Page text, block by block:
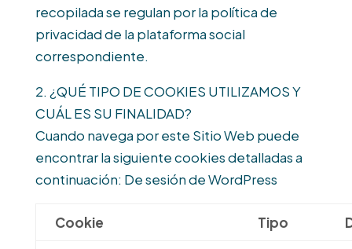
recopilada se regulan por la política de
privacidad de la plataforma social
correspondiente.
2. ¿QUÉ TIPO DE COOKIES UTILIZAMOS Y
CUÁL ES SU FINALIDAD?
Cuando navega por este Sitio Web puede
encontrar la siguiente cookies detalladas a
continuación: De sesión de WordPress
Cookie Tipo